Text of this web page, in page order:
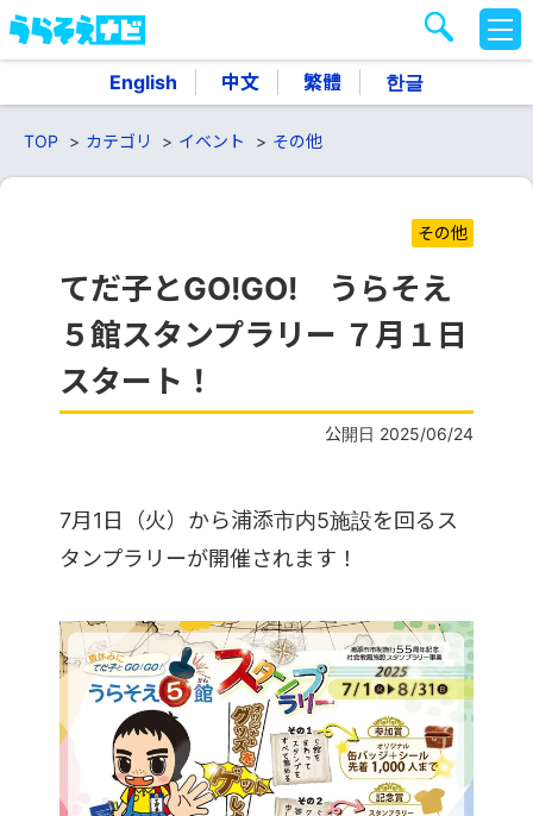
English 中文 繁體 한글
M
E
TOP カテゴリ イベント その他
その他
てだ子とGO!GO! うらそえ
５館スタンプラリー ７月１日
スタート！
公開日 2025/06/24
7月1日（火）から浦添市内5施設を回るス
タンプラリーが開催されます！